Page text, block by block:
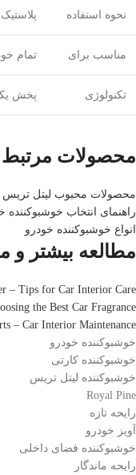
نحوه استفاده
مناسب برای تمام
تکنولوژی پخش
محصولات مرتبط
محصولات محبوب لیتل تریس
راهنمای انتخاب خوشبوکننده
انواع خوشبوکننده خودرو
مطالعه بیشتر و
– Tips for Car Interior Care
the Best Car Fragrance
– Car Interior Maintenance
خوشبوکننده خودرو
خوشبوکننده کارتی
خوشبوکننده لیتل تریس
Royal Pine
رایحه تازه
آویز خودرو
خوشبوکننده فضای داخلی
رایحه ماندگار